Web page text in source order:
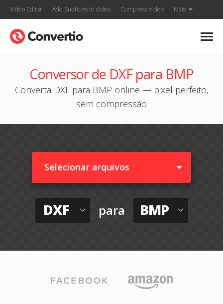
Video Editor Add Subtitles to Video Compress Video Mais
Conversor de DXF para BMP
Converta DXF para BMP online — pixel perfeito,
sem compressão
Selecionar arquivos
DXF para BMP